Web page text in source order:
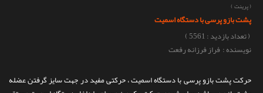
محصولات
مقالات
(پرینت )
پشت بازو پرسی با دستگاه اسمیت
( تعداد بازدید : 5561 )
نویسنده : فراز فرزانه رفعت
حرکت پشت بازو پرسی با دستگاه اسمیت ، حرکتی مفید در جهت سایز گرفتن عضله